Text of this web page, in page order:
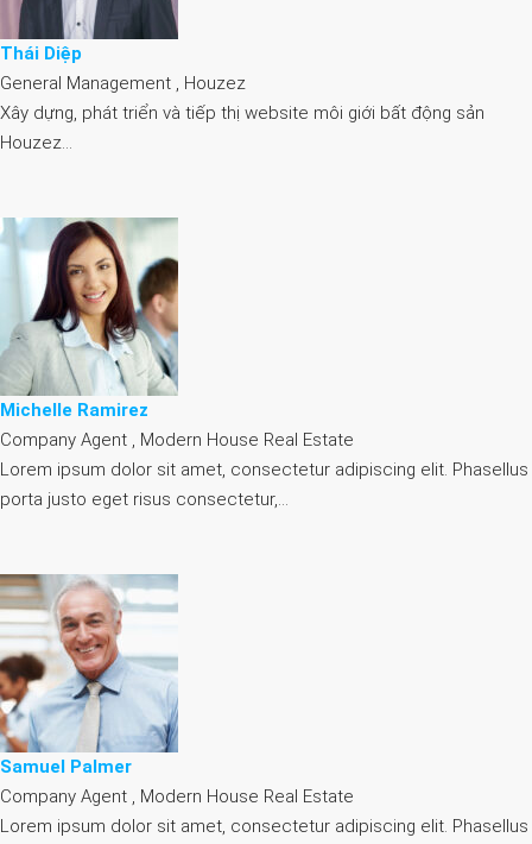
Thái Diệp
General Management , Houzez
Xây dựng, phát triển và tiếp thị website môi giới bất động sản
Houzez…
Michelle Ramirez
Company Agent , Modern House Real Estate
Lorem ipsum dolor sit amet, consectetur adipiscing elit. Phasellus
porta justo eget risus consectetur,…
Samuel Palmer
Company Agent , Modern House Real Estate
Lorem ipsum dolor sit amet, consectetur adipiscing elit. Phasellus